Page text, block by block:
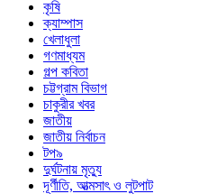
কৃষি
ক্যাম্পাস
খেলাধুলা
গণমাধ্যম
গল্প ক‌বিতা
চট্টগ্রাম বিভাগ
চাকুরীর খবর
জাতীয়
জাতীয় নির্বাচন
টপ৯
দুর্ঘটনায় মৃত্যু
দূর্ণীতি, আত্মসাৎ ও লুটপাট